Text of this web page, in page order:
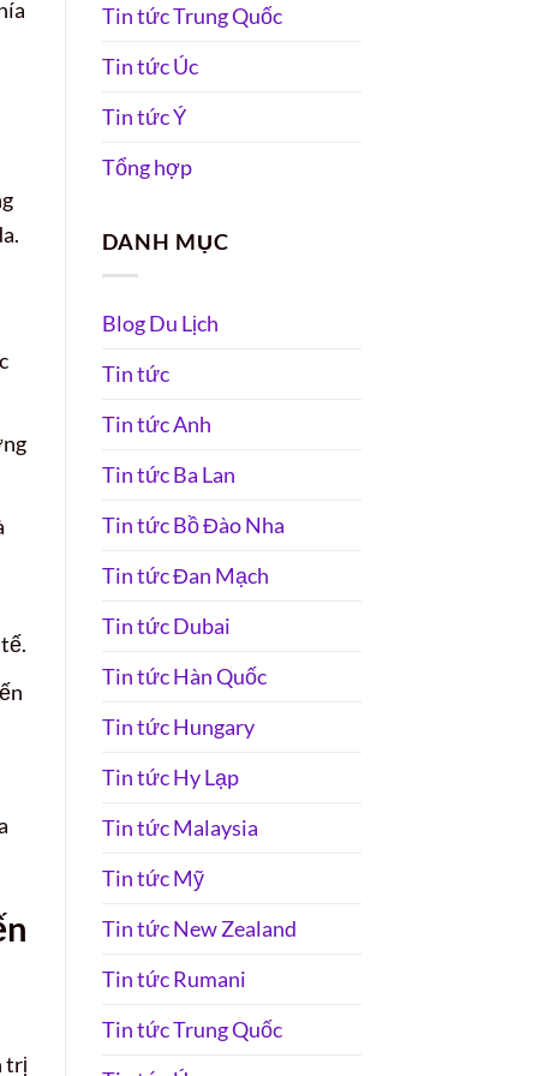
trị
Tin tức Trung Quốc
Tin tức Úc
Tin tức Ý
Tổng hợp
DANH MỤC
Blog Du Lịch
Tin tức
Tin tức Anh
Tin tức Ba Lan
Tin tức Bồ Đào Nha
Tin tức Đan Mạch
Tin tức Dubai
Tin tức Hàn Quốc
Tin tức Hungary
Tin tức Hy Lạp
Tin tức Malaysia
Tin tức Mỹ
Tin tức New Zealand
Tin tức Rumani
Tin tức Trung Quốc